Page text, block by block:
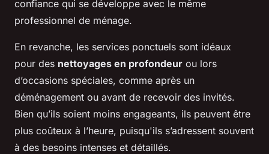
confiance qui se développe avec le même
professionnel de ménage.
En revanche, les services ponctuels sont idéaux
pour des nettoyages en profondeur ou lors
d’occasions spéciales, comme après un
déménagement ou avant de recevoir des invités.
Bien qu’ils soient moins engageants, ils peuvent être
plus coûteux à l’heure, puisqu'ils s’adressent souvent
à des besoins intenses et détaillés.